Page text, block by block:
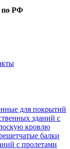
по РФ
для покрытий
зданий с
кровлю
балки
с пролетами